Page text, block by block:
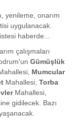
yenileme, onarım
uygulanacak.
haberde...
çalışmaları
Gümüşlük
Mumcular
Mahallesi, Torba
Mahallesi,
gidilecek. Bazı